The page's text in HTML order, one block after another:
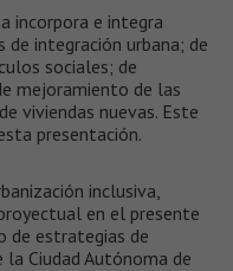
incorpora e integra
integración urbana; de
sociales; de
mejoramiento de las
viviendas nuevas. Este
presentación.
inclusiva,
en el presente
de estrategias de
Ciudad Autónoma de